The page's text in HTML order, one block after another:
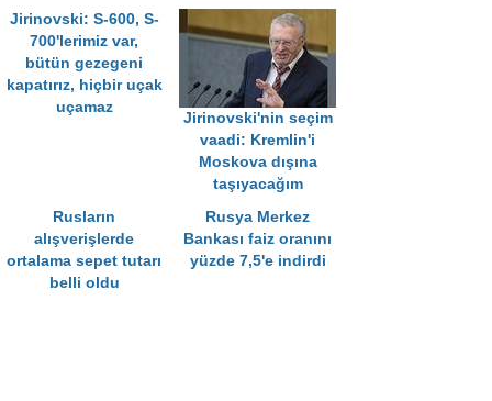
Jirinovski: S-600, S-
700'lerimiz var,
bütün gezegeni
kapatırız, hiçbir uçak
uçamaz
Jirinovski'nin seçim
vaadi: Kremlin'i
Moskova dışına
taşıyacağım
Rusların
alışverişlerde
ortalama sepet tutarı
belli oldu
Rusya Merkez
Bankası faiz oranını
yüzde 7,5'e indirdi